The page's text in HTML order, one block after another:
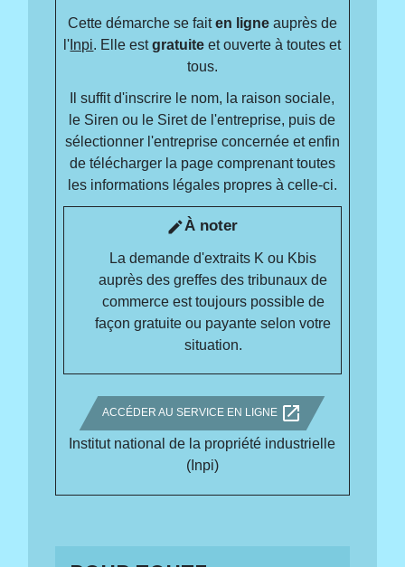
Cette démarche se faiten ligneauprès de
l' Inpi. Elle estgratuite et ouverte à toutes et
tous.
Il suffit d'inscrire le nom, la raison sociale,
le Siren ou le Siret de l'entreprise, puis de
sélectionner l'entreprise concernée et enfin
de télécharger la page comprenant toutes
les informations légales propres à celle-ci.
editÀ noter
La demande d'extraits K ou Kbis
auprès des greffes des tribunaux de
commerce est toujours possible de
façon gratuite ou payante selon votre
situation.
ACCÉDER AU SERVICE EN LIGNE open_in_new
Institut national de la propriété industrielle
(Inpi)